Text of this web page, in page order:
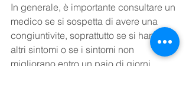
In generale, è importante consultare un
medico se si sospetta di avere una
congiuntivite, soprattutto se si hanno
altri sintomi o se i sintomi non
migliorano entro un paio di giorni.